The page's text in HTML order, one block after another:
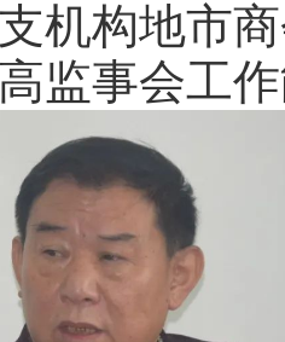
机构地市
监事会工